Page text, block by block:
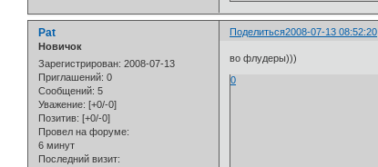
Поделиться2008-07-13 08:52:20
Pat
Новичок
Зарегистрирован: 2008-07-13
Приглашений: 0
Сообщений: 5
Уважение: [+0/-0]
Позитив: [+0/-0]
Провел на форуме:
6 минут
Последний визит:
во флудеры)))
0